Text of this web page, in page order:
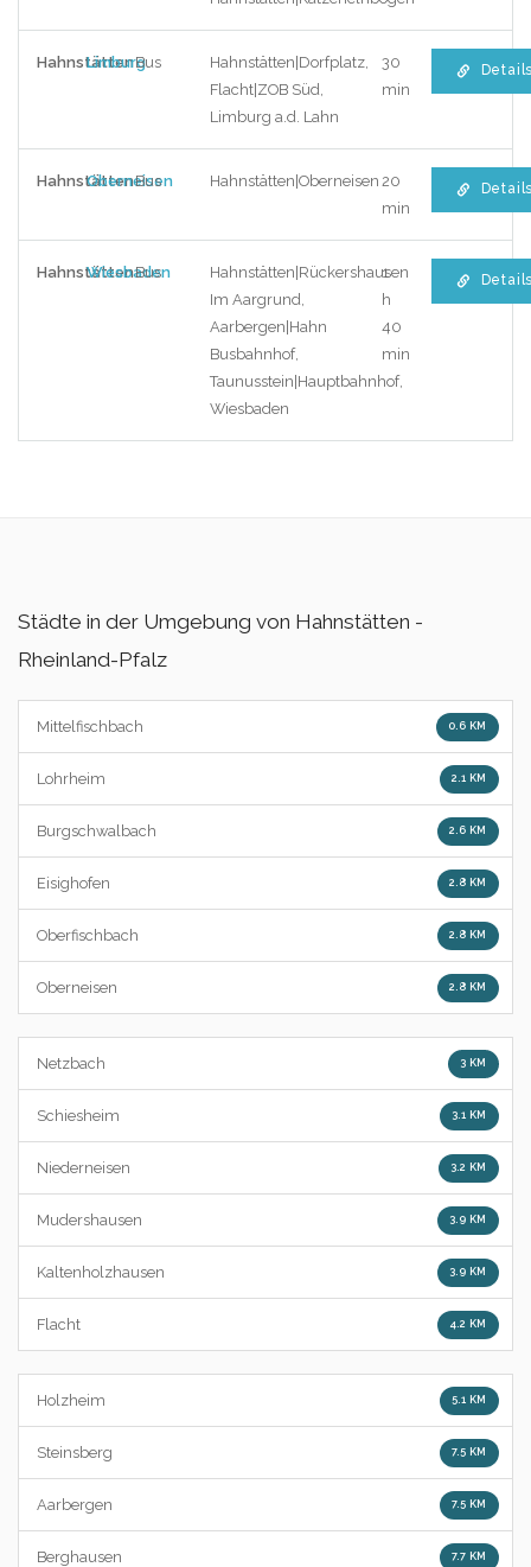
Hahnstätten
LimburgBus
Hahnstätten|Dorfplatz,
Flacht|ZOB Süd,
Limburg a.d. Lahn
30
min
Hahnstätten
Oberneisen
Bus Hahnstätten|Oberneisen 20
min
Hahnstätten
Wiesbaden
Bus
Hahnstätten|Rückershausen
Im Aargrund,
Aarbergen|Hahn
Busbahnhof,
Taunusstein|Hauptbahnhof,
Wiesbaden
1
h
40
min
Städte in der Umgebung von Hahnstätten -
Rheinland-Pfalz
Mittelfischbach 0.6 KM
Lohrheim 2.1 KM
Burgschwalbach 2.6 KM
Eisighofen 2.8 KM
Oberfischbach 2.8 KM
Oberneisen 2.8 KM
Netzbach 3 KM
Schiesheim 3.1 KM
Niederneisen 3.2 KM
Mudershausen 3.9 KM
Kaltenholzhausen 3.9 KM
Flacht 4.2 KM
Holzheim 5.1 KM
Steinsberg 7.5 KM
Aarbergen 7.5 KM
Berghausen 7.7 KM